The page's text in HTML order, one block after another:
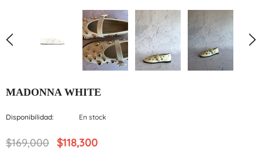
MADONNA WHITE
Disponibilidad: En stock
$169,000 $118,300